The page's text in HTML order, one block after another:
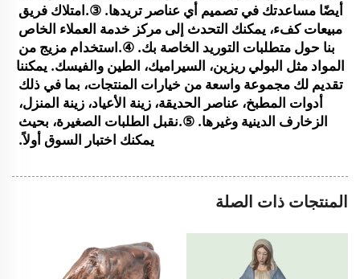
أيضًا مساعدتك في تصميم أي عناصر تريدها.
بنا حول متطلبات التوريد الخاصة بك.
الزخارف الدينية وغيرها.
يمكنك اختبار السوق أولاً.
المنتجات ذات الصلة